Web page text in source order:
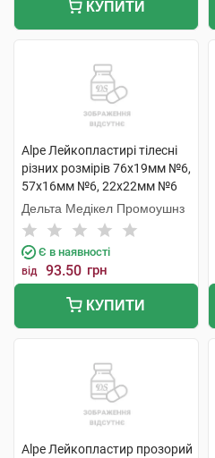
КУПИТИ
Alpe Лейкопластирі тілесні
різних розмірів 76х19мм №6,
57х16мм №6, 22х22мм №6
18 шт
Дельта Медікел Промоушнз
Є в наявності
від 93.50 грн
КУПИТИ
Alpe Лейкопластир прозорий